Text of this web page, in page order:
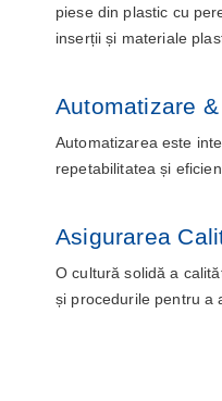
piese din plastic cu
inserții și materiale
Automatizare
Automatizarea este
repetabilitatea și
Asigurarea
O cultură solidă a
și procedurile pentru a